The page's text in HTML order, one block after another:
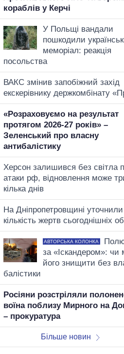
кораблів у Керчі
У Польщі вандали
пошкодили
меморіал: реакція
посольства
ВАКС змінив запобіжний захід
екскерівнику держкомбінату
«Розраховуємо на результат
протягом 2026-27 років» –
Зеленський про власну
антибалістику
Херсон залишився без світла
атаки рф, відновлення може
кілька днів
На Дніпропетровщині уточнили
кількість жертв сьогоднішніх
АВТОРСЬКА КОЛОНКА
за «Іскандером»: чи
його знищити без
балістики
Росіяни розстріляли
воїна поблизу Мирного на
– прокуратура
Більше новин